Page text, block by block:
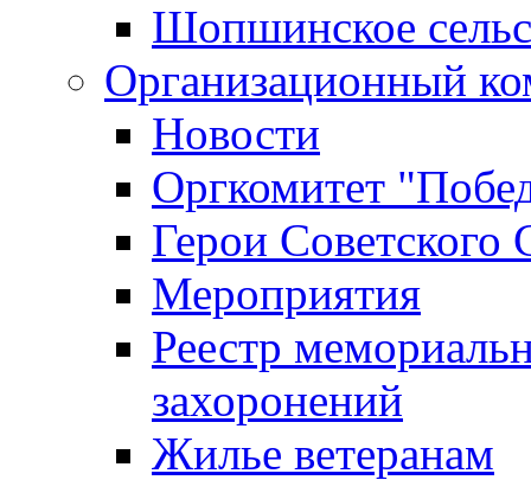
Шопшинское
Организационный
Новости
Оргкомитет
Герои Советского
Мероприятия
Реестр
захоронений
Жилье ветеранам